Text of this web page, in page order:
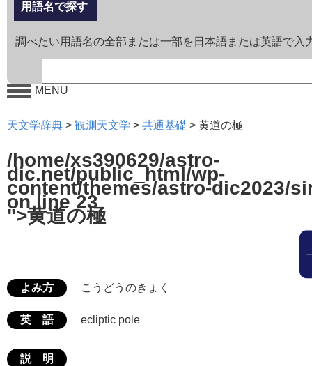
用語名で探す
調べたい用語名の全部または一部を日本語または英語で入
MENU
天文学辞典 > 観測天文学 > 共通基礎 > 黄道の極
/home/xs390629/astro-
dic.net/public_html/wp-
content/themes/astro-dic2023/
on line 23
">黄道の極
よみ方 こうどうのきょく
英 語 ecliptic pole
説 明